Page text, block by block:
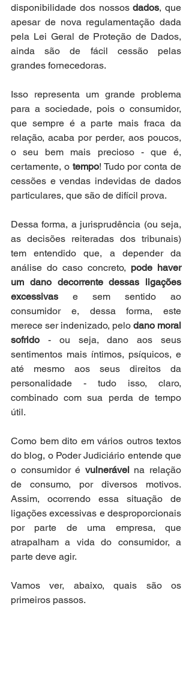
disponibilidade dos nossos dados, que
apesar de nova regulamentação dada
pela Lei Geral de Proteção de Dados,
ainda são de fácil cessão pelas
grandes fornecedoras.
Isso representa um grande problema
para a sociedade, pois o consumidor,
que sempre é a parte mais fraca da
relação, acaba por perder, aos poucos,
o seu bem mais precioso - que é,
certamente, o tempo! Tudo por conta de
cessões e vendas indevidas de dados
particulares, que são de difícil prova.
Dessa forma, a jurisprudência (ou seja,
as decisões reiteradas dos tribunais)
tem entendido que, a depender da
análise do caso concreto, pode haver
um dano decorrente dessas ligações
excessivas e sem sentido ao
consumidor e, dessa forma, este
merece ser indenizado, pelo dano moral
sofrido - ou seja, dano aos seus
sentimentos mais íntimos, psíquicos, e
até mesmo aos seus direitos da
personalidade - tudo isso, claro,
combinado com sua perda de tempo
útil.
Como bem dito em vários outros textos
do blog, o Poder Judiciário entende que
o consumidor é vulnerável na relação
de consumo, por diversos motivos.
Assim, ocorrendo essa situação de
ligações excessivas e desproporcionais
por parte de uma empresa, que
atrapalham a vida do consumidor, a
parte deve agir.
Vamos ver, abaixo, quais são os
primeiros passos.